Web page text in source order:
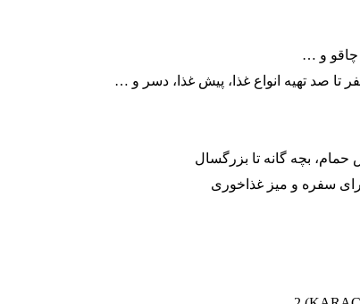
و …
تا صد تهیه انواع غذا، پیش غذا، دسر و …
بچه گانه تا بزرگسال
برای سفره و میز غذاخوری